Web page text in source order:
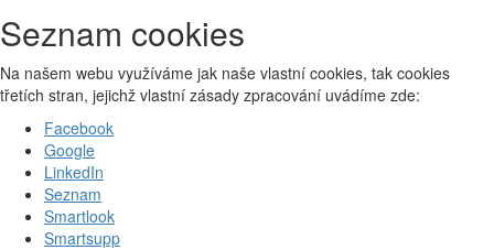
Seznam cookies
Na našem webu využíváme jak naše vlastní cookies, tak cookies
třetích stran, jejichž vlastní zásady zpracování uvádíme zde:
Facebook
Google
LinkedIn
Seznam
Smartlook
Smartsupp